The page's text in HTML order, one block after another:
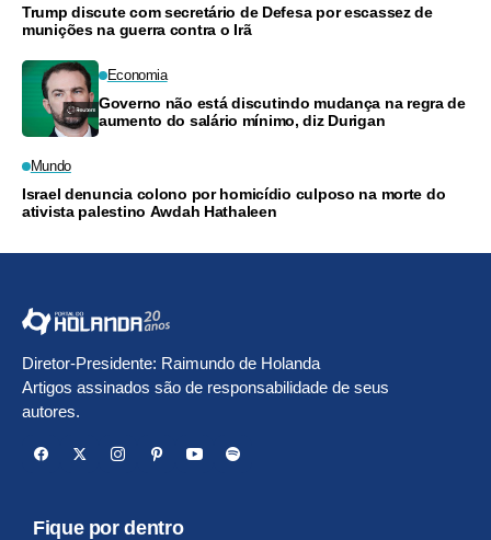
Trump discute com secretário de Defesa por escassez de
munições na guerra contra o Irã
Economia
Governo não está discutindo mudança na regra de
aumento do salário mínimo, diz Durigan
Mundo
Israel denuncia colono por homicídio culposo na morte do
ativista palestino Awdah Hathaleen
Diretor-Presidente: Raimundo de Holanda
Artigos assinados são de responsabilidade de seus
autores.
Fique por dentro